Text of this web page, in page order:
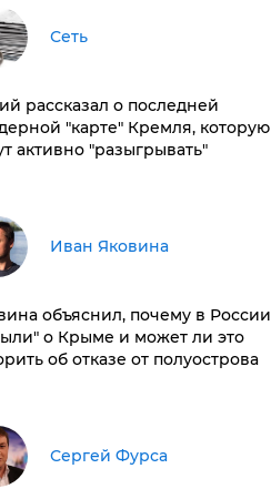
Сеть
рассказал о последней
"карте" Кремля, которую
активно "разыгрывать"
Иван Яковина
объяснил, почему в России
о Крыме и может ли это
об отказе от полуострова
Сергей Фурса